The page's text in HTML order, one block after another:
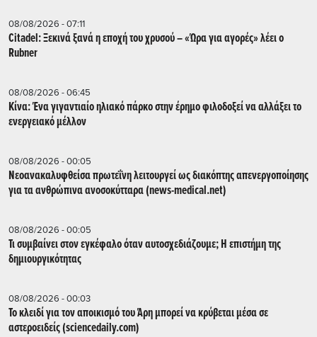
08/08/2026 - 07:11
Citadel: Ξεκινά ξανά η εποχή του χρυσού – «Ώρα για αγορές» λέει ο
Rubner
08/08/2026 - 06:45
Κίνα: Ένα γιγαντιαίο ηλιακό πάρκο στην έρημο φιλοδοξεί να αλλάξει το
ενεργειακό μέλλον
08/08/2026 - 00:05
Νεοανακαλυφθείσα πρωτεΐνη λειτουργεί ως διακόπτης απενεργοποίησης
για τα ανθρώπινα ανοσοκύτταρα (news-medical.net)
08/08/2026 - 00:05
Τι συμβαίνει στον εγκέφαλο όταν αυτοσχεδιάζουμε; Η επιστήμη της
δημιουργικότητας
08/08/2026 - 00:03
Το κλειδί για τον αποικισμό του Άρη μπορεί να κρύβεται μέσα σε
αστεροειδείς (sciencedaily.com)